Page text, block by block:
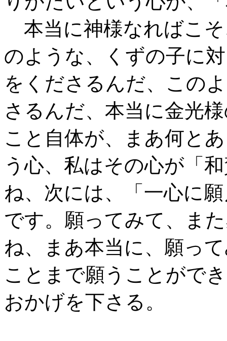
本当に神様なればこ
のような、くずの子に
をくださるんだ、この
さるんだ、本当に金光
こと自体が、まあ何と
う心、私はその心が「
ね、次には、「一心に
です。願ってみて、ま
ね、まあ本当に、願っ
ことまで願うことがで
おかげを下さる。